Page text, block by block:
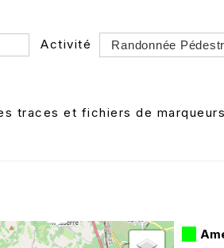
Activité
Dossier
traces et fichiers de marqueurs